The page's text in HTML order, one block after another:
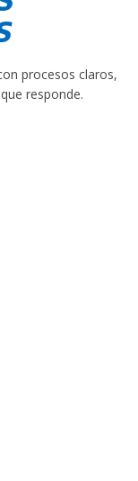
procesos claros,
responde.